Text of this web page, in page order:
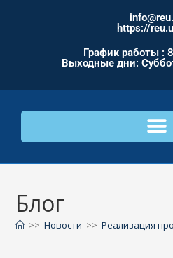
https://
График работы :
Выходные дни:
Блог
>> Новости >> Реализация